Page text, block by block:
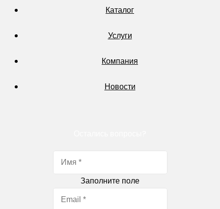
Каталог
Услуги
Компания
Новости
Заполните поле